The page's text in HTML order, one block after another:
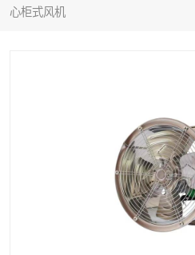
心柜式风机
海南暖通工程